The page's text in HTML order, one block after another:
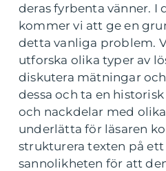
deras fyrbenta vänner. I
kommer vi att ge en
detta vanliga problem.
utforska olika typer av
diskutera mätningar
dessa och ta en
och nackdelar med
underlätta för läsaren
strukturera texten på
sannolikheten för att